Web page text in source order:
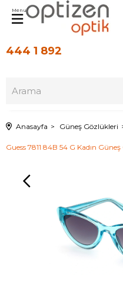
444 1 892
Menu
Anasayfa Güneş Gözlükleri
Guess 7811 84B 54 G Kadın